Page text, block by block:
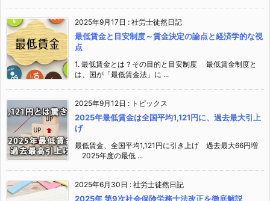
2025年9月17日 : 社労士徒然日記
最低賃金と目安制度～賃金決定の論点と経済学的な視
点
1. 最低賃金とは？その目的と目安制度 最低賃金制度と
は、国が「最低賃金法」に ...
2025年9月12日 : トピックス
2025年最低賃金は全国平均1,121円に、過去最大引上
げ
最低賃金、全国平均1,121円に引き上げ 過去最大66円増
2025年度の最低 ...
2025年6月30日 : 社労士徒然日記
2025年 第9次社会保険労務士法改正を徹底解説